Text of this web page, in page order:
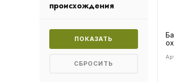
происхождения